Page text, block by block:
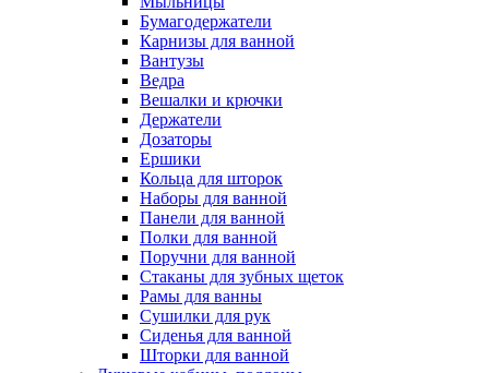
Бумагодержатели
Карнизы для ванной
Вантузы
Ведра
Вешалки и крючки
Держатели
Дозаторы
Ершики
Кольца для шторок
Наборы для ванной
Панели для ванной
Полки для ванной
Поручни для ванной
Стаканы для зубных щеток
Рамы для ванны
Сушилки для рук
Сиденья для ванной
Шторки для ванной